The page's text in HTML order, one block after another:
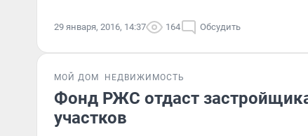
29 января, 2016, 14:37 164 Обсудить
МОЙ ДОМ НЕДВИЖИМОСТЬ
Фонд РЖС отдаст
участков